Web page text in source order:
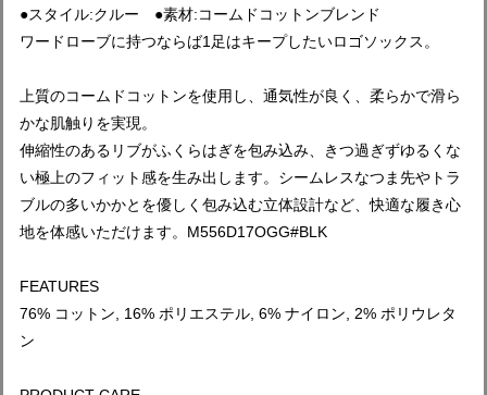
●スタイル:クルー ●素材:コームドコットンブレンド
ワードローブに持つならば1足はキープしたいロゴソックス。
上質のコームドコットンを使用し、通気性が良く、柔らかで滑ら
かな肌触りを実現。
伸縮性のあるリブがふくらはぎを包み込み、きつ過ぎずゆるくな
い極上のフィット感を生み出します。シームレスなつま先やトラ
ブルの多いかかとを優しく包み込む立体設計など、快適な履き心
地を体感いただけます。M556D17OGG#BLK
FEATURES
76% コットン, 16% ポリエステル, 6% ナイロン, 2% ポリウレタ
ン